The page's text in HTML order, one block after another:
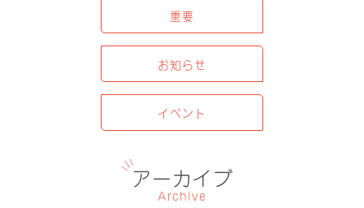
重要
お知らせ
イベント
アーカイブ
Archive